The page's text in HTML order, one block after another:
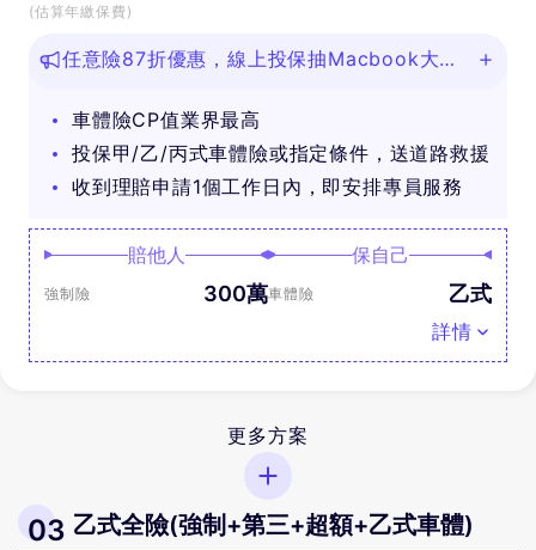
(估算年繳保費)
任意險87折優惠，線上投保抽Macbook大
車體險CP值業界最高
投保甲/乙/丙式車體險或指定條件，送道路救援
收到理賠申請1個工作日內，即安排專員服務
賠他人
強制險 300萬
保自己
車體險 乙式
詳情
更多方案
03 乙式全險(強制+第三+超額+乙式車體)